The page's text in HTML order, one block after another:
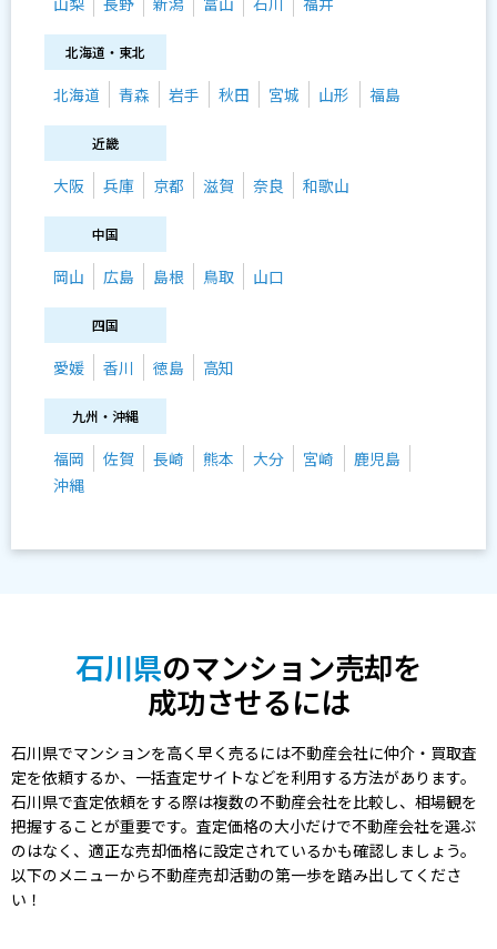
北海道・東北
北海道 青森 岩手 秋田 宮城 山形 福島
近畿
大阪 兵庫 京都 滋賀 奈良 和歌山
中国
岡山 広島 島根 鳥取 山口
四国
愛媛 香川 徳島 高知
九州・沖縄
福岡 佐賀 長崎 熊本 大分 宮崎
鹿児島
沖縄
石川県のマンション売却を
成功させるには
石川県でマンションを高く早く売るには不動産会社に仲介・買取査
定を依頼するか、一括査定サイトなどを利用する方法があります。
石川県で査定依頼をする際は複数の不動産会社を比較し、相場観を
把握することが重要です。査定価格の大小だけで不動産会社を選ぶ
のはなく、適正な売却価格に設定されているかも確認しましょう。
以下のメニューから不動産売却活動の第一歩を踏み出してくださ
い！